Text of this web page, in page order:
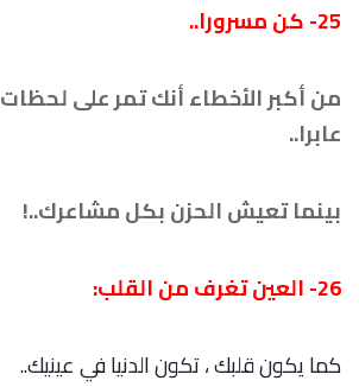
25- كن مسرورا..
من أكبر الأخطاء أنك تمر على لحظات
عابرا..
بينما تعيش الحزن بكل مشاعرك..!
26- العين تغرف من القلب:
كما يكون قلبك ، تكون الدنيا في عينيك..